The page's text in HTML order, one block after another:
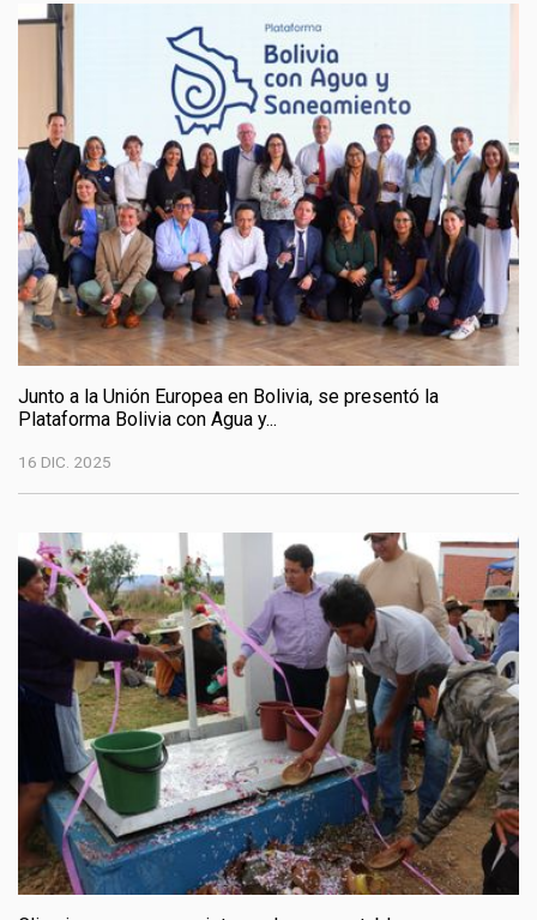
Junto a la Unión Europea en Bolivia, se presentó la
Plataforma Bolivia con Agua y...
16 DIC. 2025